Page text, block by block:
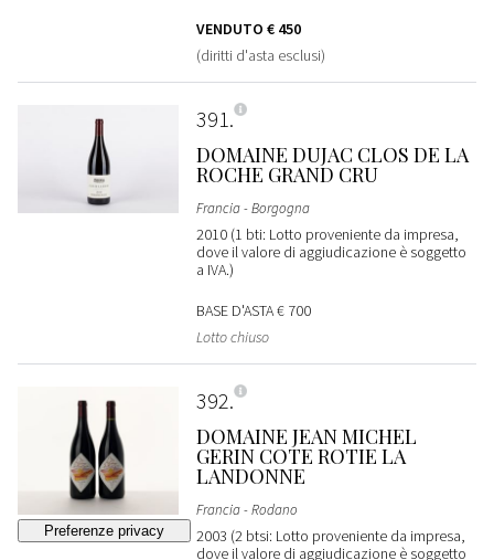
VENDUTO € 450
(diritti d'asta esclusi)
391
DOMAINE DUJAC CLOS DE LA
ROCHE GRAND CRU
Francia - Borgogna
2010 (1 bti: Lotto proveniente da impresa,
dove il valore di aggiudicazione è soggetto
a IVA.)
BASE D'ASTA€ 700
Lotto chiuso
392
DOMAINE JEAN MICHEL
GERIN COTE ROTIE LA
LANDONNE
Francia - Rodano
2003 (2 btsi: Lotto proveniente da impresa,
dove il valore di aggiudicazione è soggetto